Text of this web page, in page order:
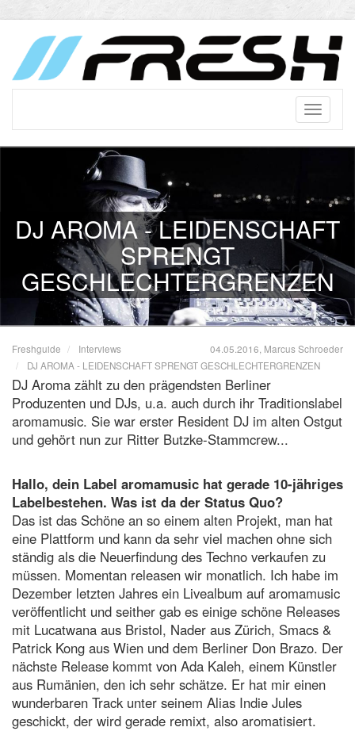
DJ AROMA - LEIDENSCHAFT
SPRENGT
GESCHLECHTERGRENZEN
04.05.2016, Marcus Schroeder
Freshguide
Interviews
DJ AROMA - LEIDENSCHAFT SPRENGT GESCHLECHTERGRENZEN
DJ Aroma zählt zu den prägendsten Berliner
Produzenten und DJs, u.a. auch durch ihr Traditionslabel
aromamusic. Sie war erster Resident DJ im alten Ostgut
und gehört nun zur Ritter Butzke-Stammcrew...
Hallo, dein Label aromamusic hat gerade 10-jähriges
Labelbestehen. Was ist da der Status Quo?
Das ist das Schöne an so einem alten Projekt, man hat
eine Plattform und kann da sehr viel machen ohne sich
ständig als die Neuerfindung des Techno verkaufen zu
müssen. Momentan releasen wir monatlich. Ich habe im
Dezember letzten Jahres ein Livealbum auf aromamusic
veröffentlicht und seither gab es einige schöne Releases
mit Lucatwana aus Bristol, Nader aus Zürich, Smacs &
Patrick Kong aus Wien und dem Berliner Don Brazo. Der
nächste Release kommt von Ada Kaleh, einem Künstler
aus Rumänien, den ich sehr schätze. Er hat mir einen
wunderbaren Track unter seinem Alias Indie Jules
geschickt, der wird gerade remixt, also aromatisiert.